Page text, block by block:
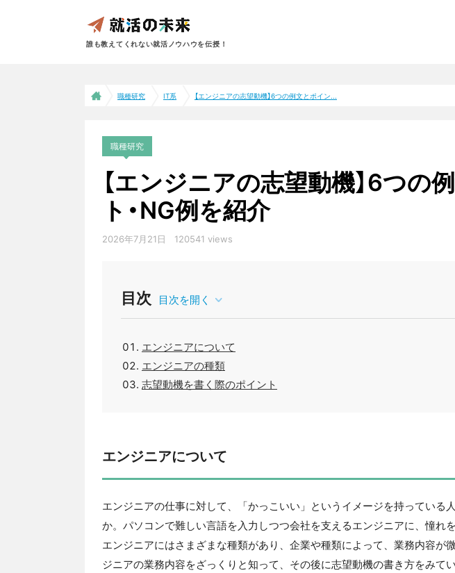
誰も教えてくれない就活ノウハウを伝授！
職種研究 IT系 【エンジニアの志望動機】6つの例文とポイン...
職種研究
【エンジニアの志望動機】6つの
ト・NG例を紹介
2026年7月21日 120541 views
目次 目次を開く
エンジニアについて
エンジニアの種類
志望動機を書く際のポイント
エンジニアについて
エンジニアの仕事に対して、「かっこいい」というイメージを持っている
か。パソコンで難しい言語を入力しつつ会社を支えるエンジニアに、憧れ
エンジニアにはさまざまな種類があり、企業や種類によって、業務内容が
ジニアの業務内容をざっくりと知って、その後に志望動機の書き方をみてい